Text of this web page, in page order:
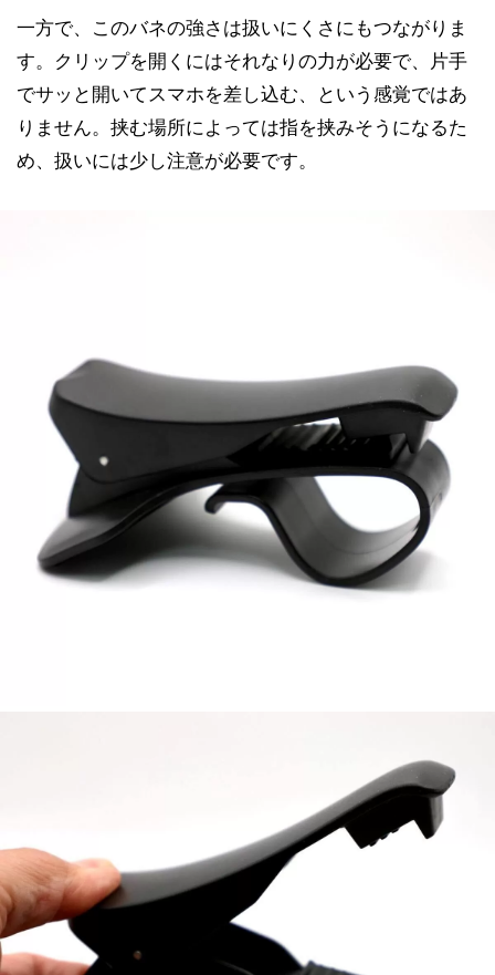
一方で、このバネの強さは扱いにくさにもつながりま
す。クリップを開くにはそれなりの力が必要で、片手
でサッと開いてスマホを差し込む、という感覚ではあ
りません。挟む場所によっては指を挟みそうになるた
め、扱いには少し注意が必要です。